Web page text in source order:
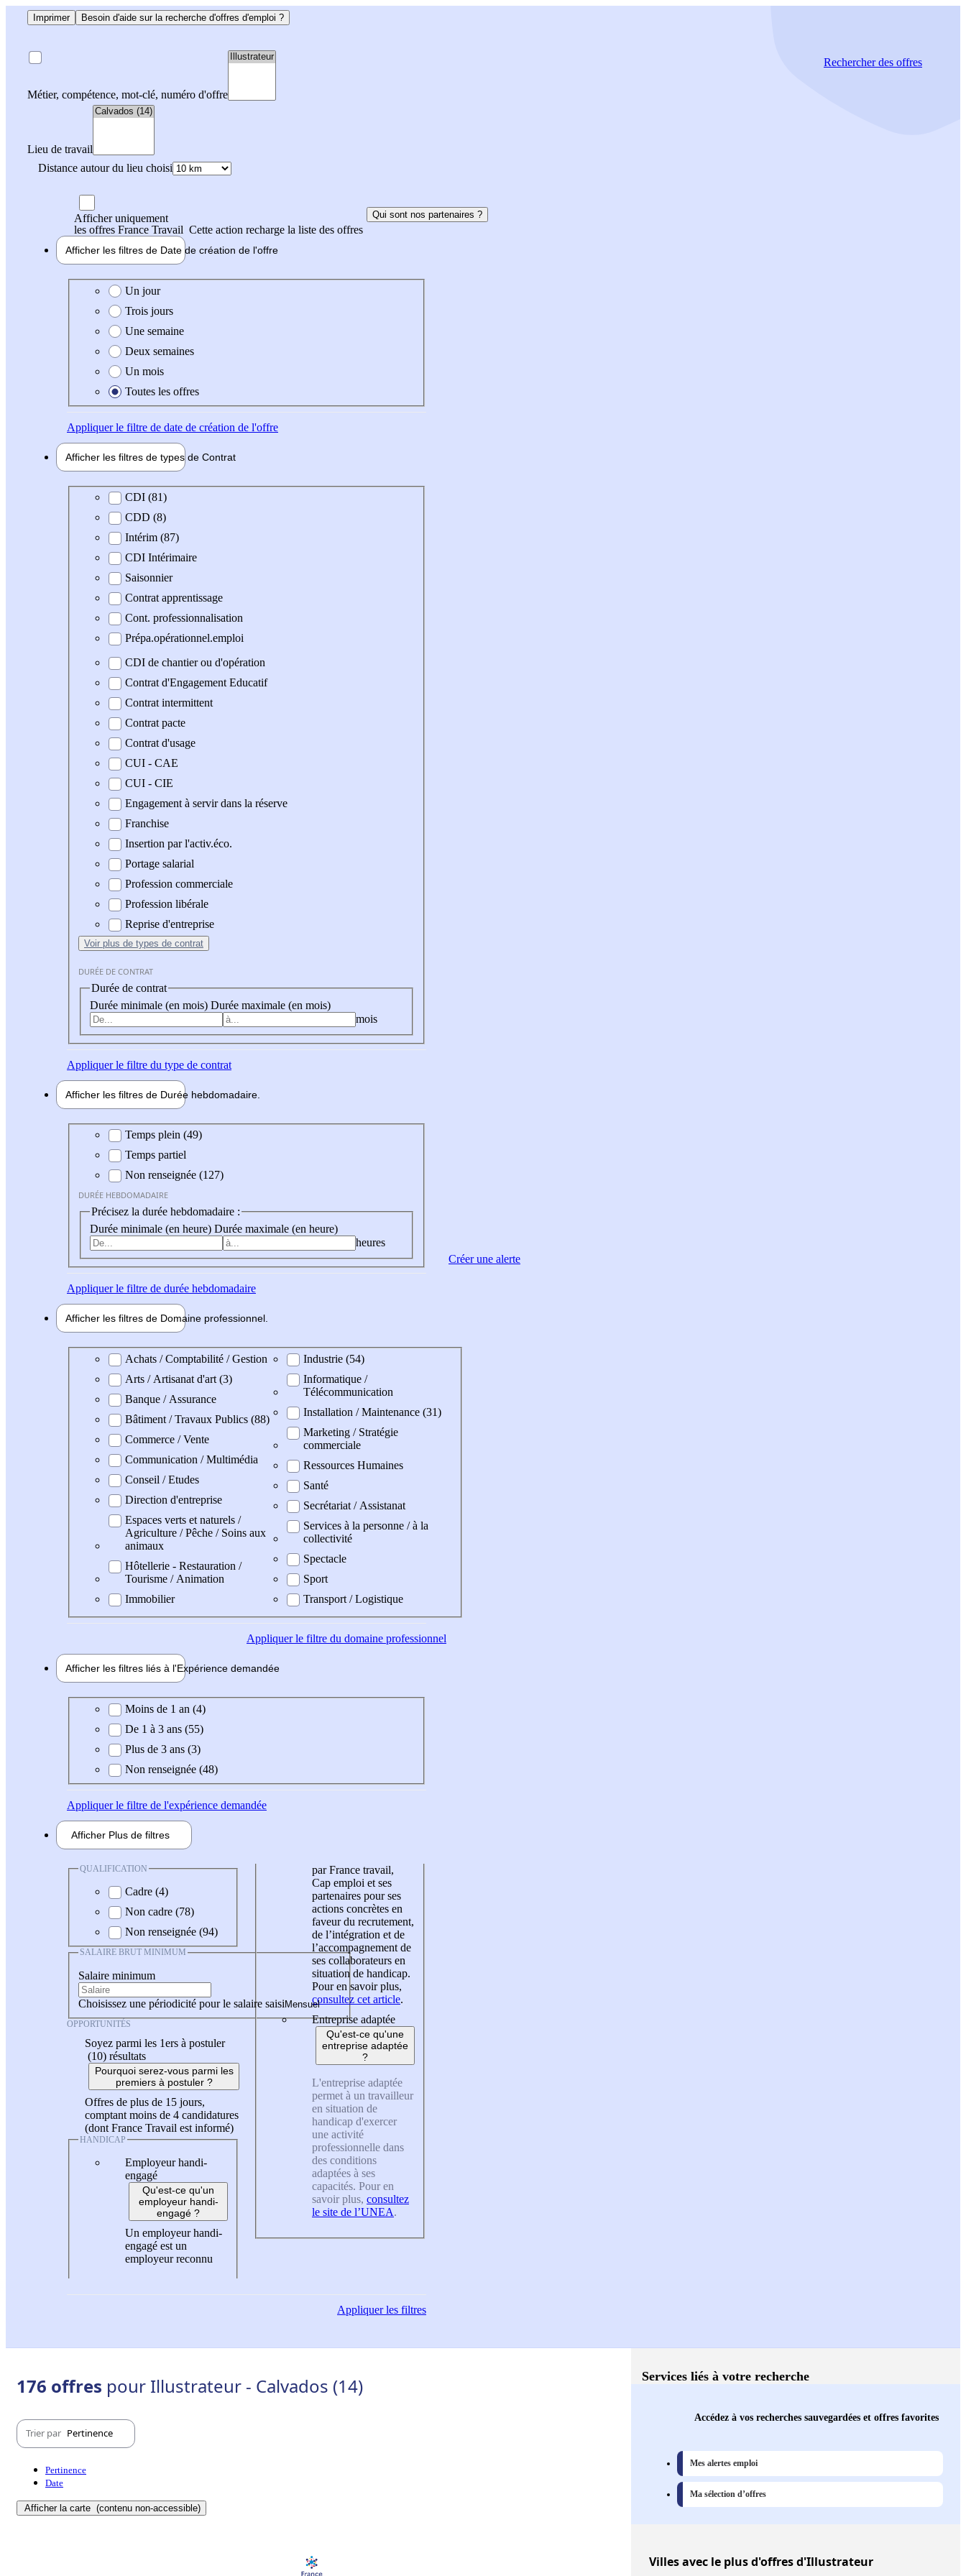
Imprimer Besoin d'aide sur la recherche d'offres d'emploi ?
Métier, compétence, mot-clé, numéro d'offre
Lieu de travail
Distance autour du lieu choisi
Rechercherdes offres
Afficher uniquement
les offres France Travail Cette action recharge la liste des offres
Qui sont nos partenaires ?
Afficher les filtres de Date de création de l'offre
Date de création de l'offre
Un jour
Trois jours
Une semaine
Deux semaines
Un mois
Toutes les offres
Appliquerle filtre de date de création de l'offre
Afficher les filtres de types de Contrat
Type de contratCDI (81)
CDD (8)
Intérim (87)
CDI Intérimaire
Saisonnier
Contrat apprentissage
Cont. professionnalisation
Prépa.opérationnel.emploi
CDI de chantier ou d'opération
Contrat d'Engagement Educatif
Contrat intermittent
Contrat pacte
Contrat d'usage
CUI - CAE
CUI - CIE
Engagement à servir dans la réserve
Franchise
Insertion par l'activ.éco.
Portage salarial
Profession commerciale
Profession libérale
Reprise d'entreprise
Voir plus de types de contrat
DURÉE DE CONTRAT
Durée de contrat
Durée minimale (en mois) Durée maximale (en mois)
mois
Appliquerle filtre du type de contrat
Afficher les filtres de Durée hebdomadaire
Durée hebdomadaire
Temps plein (49)
Temps partiel
Non renseignée (127)
DURÉE HEBDOMADAIRE
Précisez la durée hebdomadaire :
Durée minimale (en heure) Durée maximale (en heure)
heures
Appliquerle filtre de durée hebdomadaire
Afficher les filtres de Domaine professionnel
Domaine professionel
Achats / Comptabilité / Gestion
Arts / Artisanat d'art (3)
Banque / Assurance
Bâtiment / Travaux Publics (88)
Commerce / Vente
Communication / Multimédia
Conseil / Etudes
Direction d'entreprise
Espaces verts et naturels /
Agriculture / Pêche / Soins aux
animaux
Hôtellerie - Restauration /
Tourisme / Animation
Immobilier
Industrie (54)
Informatique /
Télécommunication
Installation / Maintenance (31)
Marketing / Stratégie
commerciale
Ressources Humaines
Santé
Secrétariat / Assistanat
Services à la personne / à la
collectivité
Spectacle
Sport
Transport / Logistique
Appliquerle filtre du domaine professionnel
Afficher les filtres liés à l'Expérience demandée
Expérience demandée
Moins de 1 an (4)
De 1 à 3 ans (55)
Plus de 3 ans (3)
Non renseignée (48)
Appliquerle filtre de l'expérience demandée
Afficher Plus de filtres
QUALIFICATION
Cadre (4)
Non cadre (78)
Non renseignée (94)
SALAIRE BRUT MINIMUM
Salaire minimum
Choisissez une périodicité pour le salaire saisi
OPPORTUNITÉS
Soyez parmi les 1ers à postuler
(10) résultats
Pourquoi serez-vous parmi les
premiers à postuler ?
Offres de plus de 15 jours,
comptant moins de 4 candidatures
(dont France Travail est informé)
HANDICAP
Employeur handi-
engagé
Qu'est-ce qu'un
employeur handi-
engagé ?
Un employeur handi-
engagé est un
employeur reconnu
par France travail,
Cap emploi et ses
partenaires pour ses
actions concrètes en
faveur du recrutement,
de l’intégration et de
l’accompagnement de
ses collaborateurs en
situation de handicap.
Pour en savoir plus,
consultez cet article.
Entreprise adaptée
Qu'est-ce qu'une
entreprise adaptée
?
L'entreprise adaptée
permet à un travailleur
en situation de
handicap d'exercer
une activité
professionnelle dans
des conditions
adaptées à ses
capacités. Pour en
savoir plus, consultez
le site de l’UNEA.
Appliquerles filtres
Créer une alerte
176 offres pour Illustrateur - Calvados (14)
Trier par Pertinence
Pertinence
Date
Afficher la carte (contenu non-accessible)
Services liés à votre recherche
Accédez à vos recherches sauvegardées et offres favorites
Mes alertes emploi
Ma sélection d’offres
Villesavec le plus d'offres d'Illustrateur